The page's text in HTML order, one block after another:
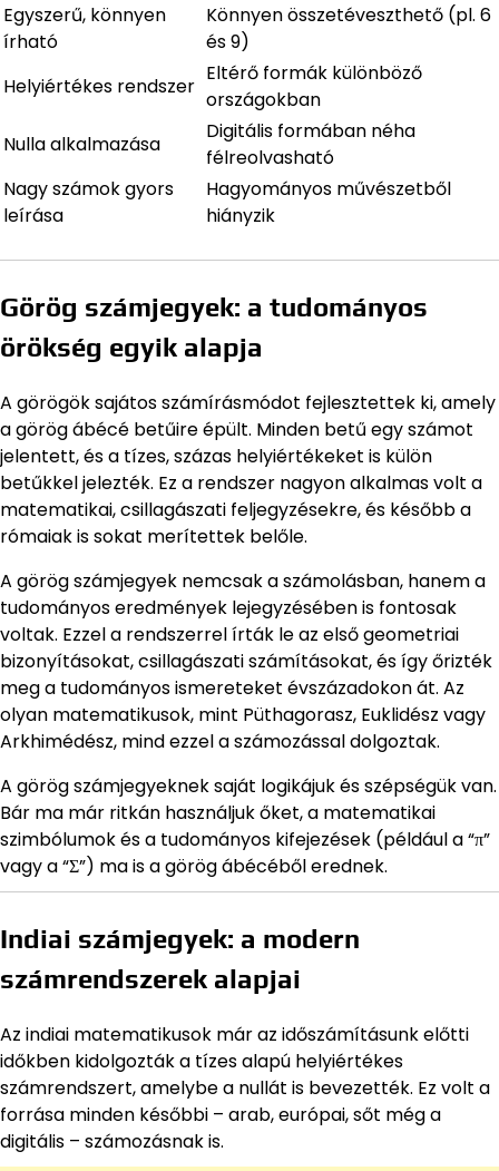
Egyszerű, könnyen
írható
Könnyen összetéveszthető (pl. 6
és 9)
Helyiértékes rendszer
Eltérő formák különböző
országokban
Nulla alkalmazása
Digitális formában néha
félreolvasható
Nagy számok gyors
leírása
Hagyományos művészetből
hiányzik
Görög számjegyek: a tudományos
örökség egyik alapja
A görögök sajátos számírásmódot fejlesztettek ki, amely
a görög ábécé betűire épült. Minden betű egy számot
jelentett, és a tízes, százas helyiértékeket is külön
betűkkel jelezték. Ez a rendszer nagyon alkalmas volt a
matematikai, csillagászati feljegyzésekre, és később a
rómaiak is sokat merítettek belőle.
A görög számjegyek nemcsak a számolásban, hanem a
tudományos eredmények lejegyzésében is fontosak
voltak. Ezzel a rendszerrel írták le az első geometriai
bizonyításokat, csillagászati számításokat, és így őrizték
meg a tudományos ismereteket évszázadokon át. Az
olyan matematikusok, mint Püthagorasz, Euklidész vagy
Arkhimédész, mind ezzel a számozással dolgoztak.
A görög számjegyeknek saját logikájuk és szépségük van.
Bár ma már ritkán használjuk őket, a matematikai
szimbólumok és a tudományos kifejezések (például a “π”
vagy a “Σ”) ma is a görög ábécéből erednek.
Indiai számjegyek: a modern
számrendszerek alapjai
Az indiai matematikusok már az időszámításunk előtti
időkben kidolgozták a tízes alapú helyiértékes
számrendszert, amelybe a nullát is bevezették. Ez volt a
forrása minden későbbi – arab, európai, sőt még a
digitális – számozásnak is.